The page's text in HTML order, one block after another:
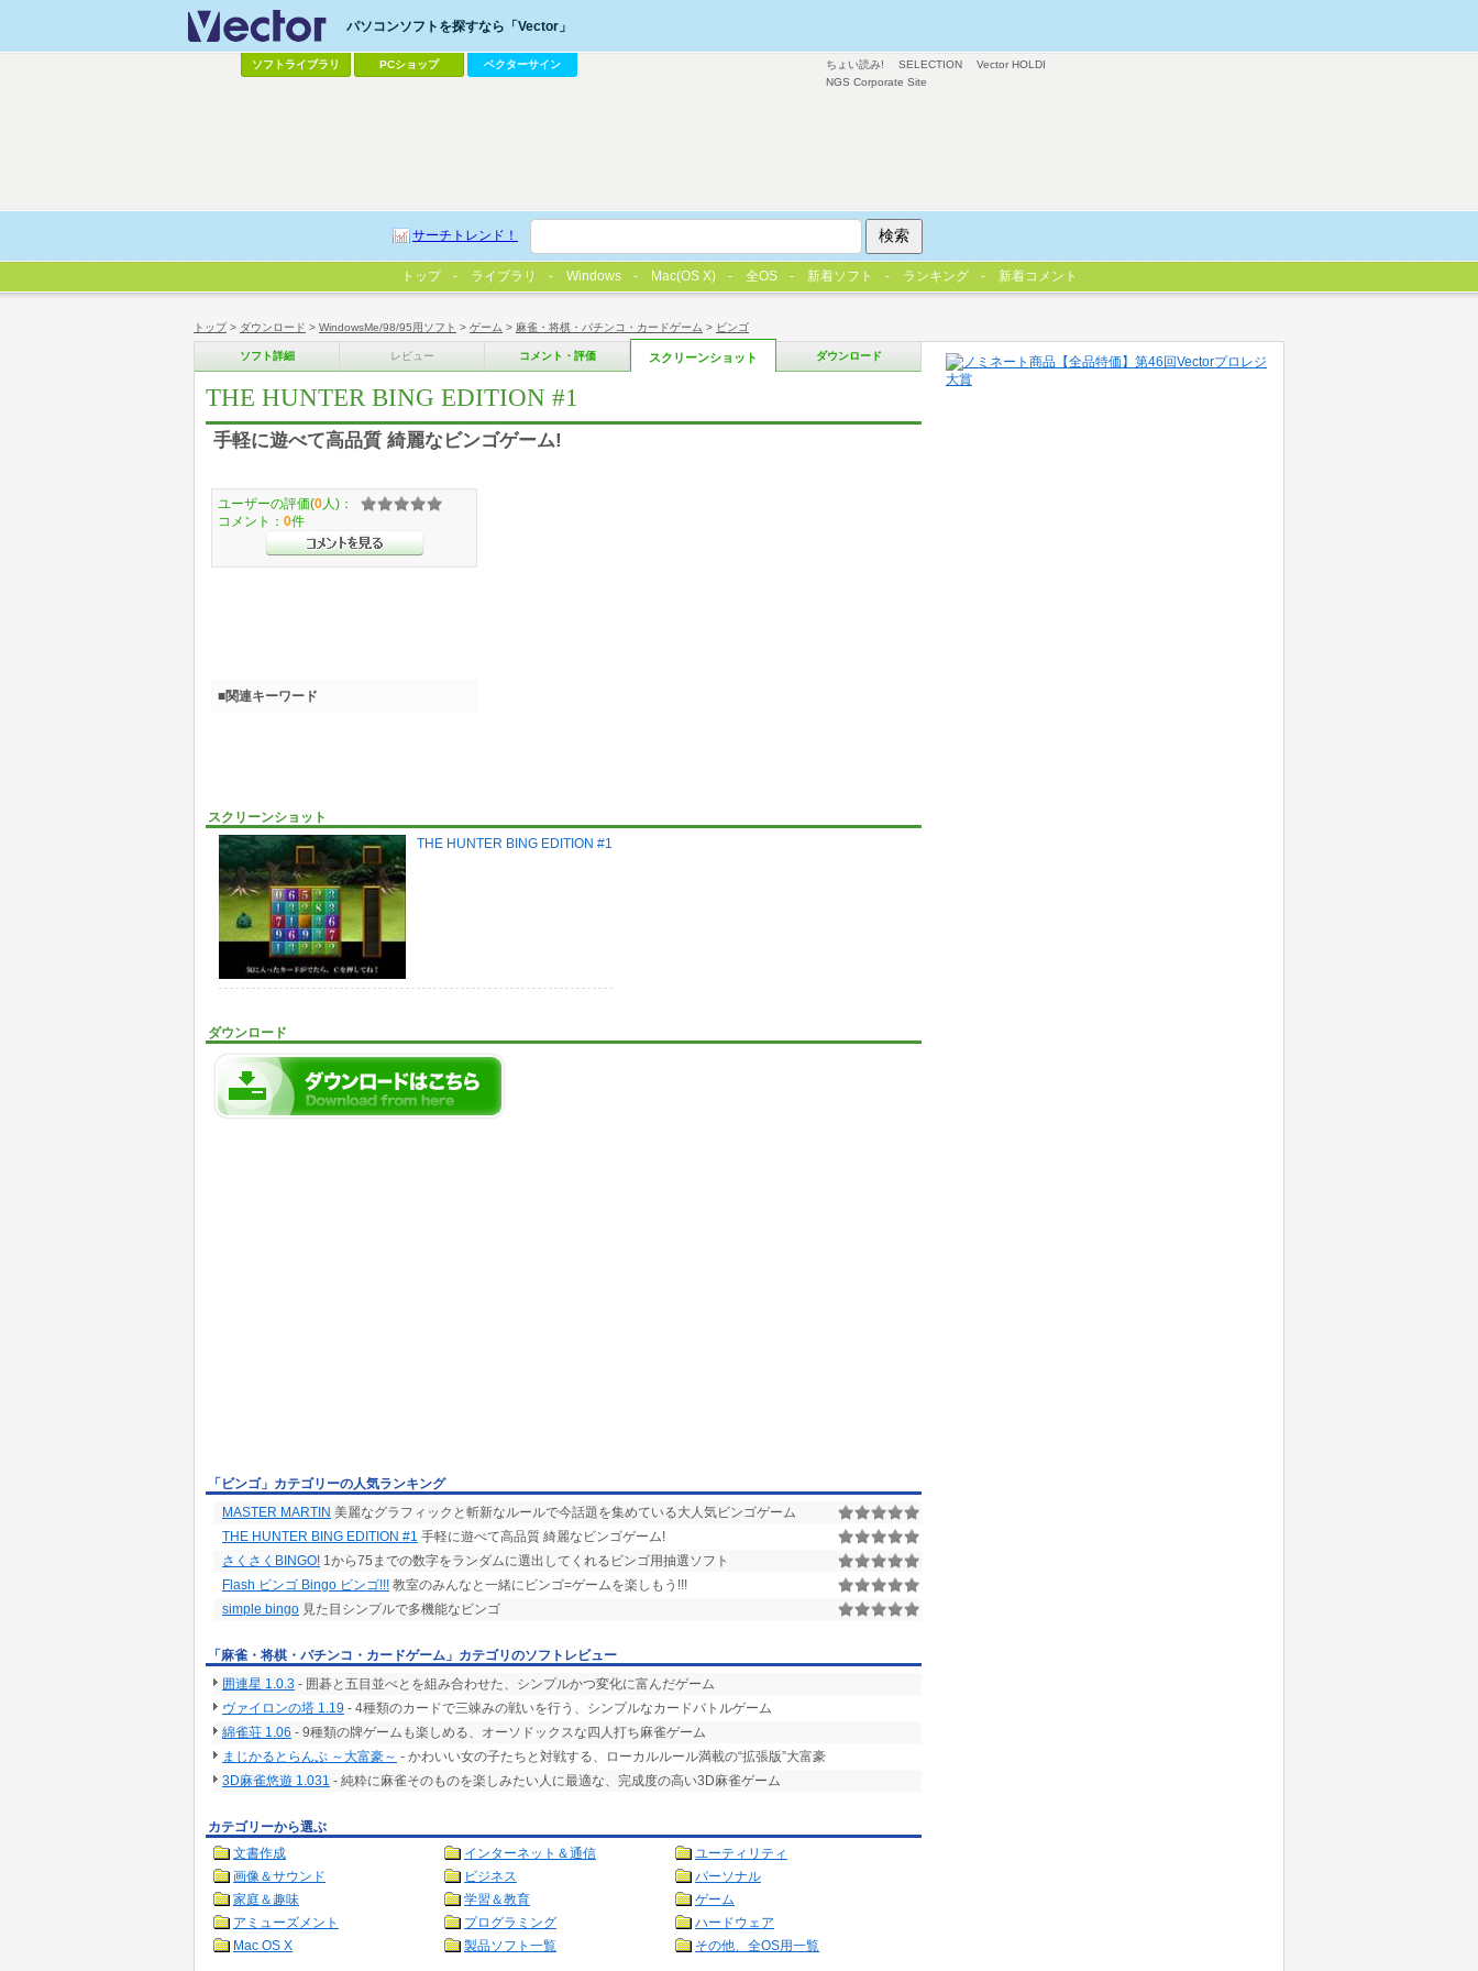
トップ> ダウンロード > WindowsMe/98/95用ソフト > ゲーム > 麻雀・将棋・パチンコ・カードゲーム > ビンゴ
ソフト詳細 レビュー コメント・評価 スクリーンショット ダウンロード
THE HUNTER BING EDITION #1
手軽に遊べて高品質 綺麗なビンゴゲーム!
スクリーンショット
THE HUNTER BING EDITION #1
ダウンロード
ユーザーの評価(0 人)：
コメント： 0件
■関連キーワード
「ビンゴ」カテゴリーの人気ランキング
MASTER MARTIN 美麗なグラフィックと斬新なルールで今話題を集めている大人気ビンゴゲーム
THE HUNTER BING EDITION #1 手軽に遊べて高品質 綺麗なビンゴゲーム!
さくさくBINGO! 1から75までの数字をランダムに選出してくれるビンゴ用抽選ソフト
Flash ビンゴ Bingo ビンゴ!!! 教室のみんなと一緒にビンゴ=ゲームを楽しもう!!!
simple bingo 見た目シンプルで多機能なビンゴ
「麻雀・将棋・パチンコ・カードゲーム」カテゴリのソフトレビュー
囲連星 1.0.3 - 囲碁と五目並べとを組み合わせた、シンプルかつ変化に富んだゲーム
ヴァイロンの塔 1.19 - 4種類のカードで三竦みの戦いを行う、シンプルなカードバトルゲーム
綿雀荘 1.06 - 9種類の牌ゲームも楽しめる、オーソドックスな四人打ち麻雀ゲーム
まじかるとらんぷ ～大富豪～ - かわいい女の子たちと対戦する、ローカルルール満載の“拡張版”大富豪
3D麻雀悠遊 1.031 - 純粋に麻雀そのものを楽しみたい人に最適な、完成度の高い3D麻雀ゲーム
カテゴリーから選ぶ
文書作成
インターネット＆通信
ユーティリティ
画像＆サウンド
ビジネス
パーソナル
家庭＆趣味
学習＆教育
ゲーム
アミューズメント
プログラミング
ハードウェア
Mac OS X
製品ソフト一覧 その他、全OS用一覧
ちょい読み! SELECTION
Vector HOLDI
NGS Corporate Site
パソコンソフトを探すなら「Vector」
ソフトライブラリ PCショップ ベクターサイン
サーチトレンド！
トップ ライブラリ Windows Mac(OS X) 全OS 新着ソフト ランキング 新着コメント